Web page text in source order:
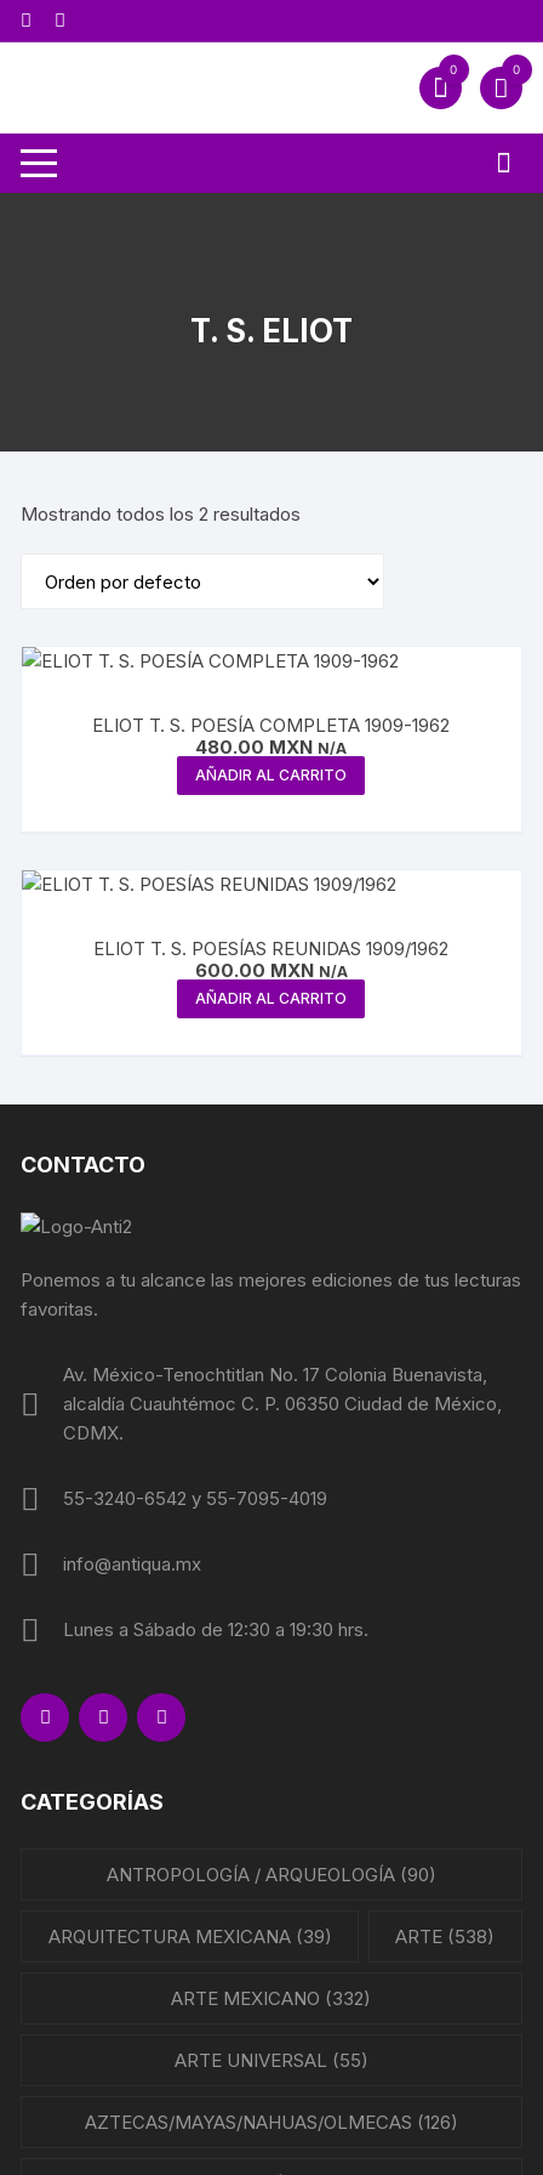
0 0
T. S. ELIOT
Mostrando todos los 2 resultados
ELIOT T. S. POESÍA COMPLETA 1909-1962
480.00 MXN N/A
AÑADIR AL CARRITO
ELIOT T. S. POESÍAS REUNIDAS 1909/1962
600.00 MXN N/A
AÑADIR AL CARRITO
CONTACTO
Ponemos a tu alcance las mejores ediciones de tus lecturas
favoritas.
Av. México-Tenochtitlan No. 17 Colonia Buenavista,
alcaldía Cuauhtémoc C. P. 06350 Ciudad de México,
CDMX.
55-3240-6542 y 55-7095-4019
info@antiqua.mx
Lunes a Sábado de 12:30 a 19:30 hrs.
CATEGORÍAS
ANTROPOLOGÍA / ARQUEOLOGÍA(90)
ARQUITECTURA MEXICANA(39) ARTE (538)
ARTE MEXICANO (332)
ARTE UNIVERSAL (55)
AZTECAS/MAYAS/NAHUAS/OLMECAS (126)